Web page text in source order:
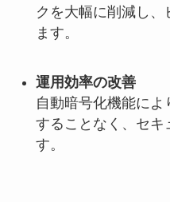
クを大幅に削減し、
ます。
運用効率の改善
自動暗号化機能に
することなく、セキ
す。